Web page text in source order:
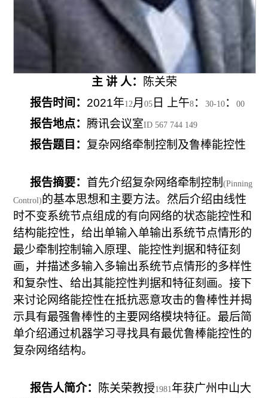
主 讲 人：
陈关荣
报告时间： 2021年12月05 日 上午8 ：30-10 ：00
报告地点：腾讯会议室ID 567 744 149
报告题目： 复杂网络牵制控制及鲁棒能控性
报告摘要： 首先介绍复杂网络牵制控制(Pinning
Control)的基本思想和主要方法。然后介绍由线性
时不变系统节点组成的有向网络的状态能控性和
结构能控性，给出单输入单输出系统节点情形的
最少牵制控制输入原理、能控性判据和特征刻
画，并描述多输入多输出系统节点情形的多样性
和复杂性、给出其能控性判据和特征刻画。接下
来讨论网络能控性在抵抗恶意攻击的鲁棒性并揭
示具有最强鲁棒性的主要网络模块特征。最后简
单介绍通过机器学习寻找具有最优鲁棒能控性的
复杂网络结构。
报告人简介： 陈关荣教授1981年获广州中山大